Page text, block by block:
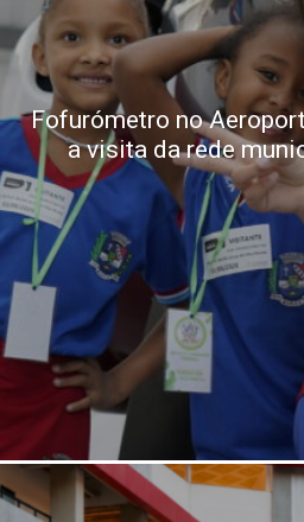
Fofurómetro no
a visita da rede